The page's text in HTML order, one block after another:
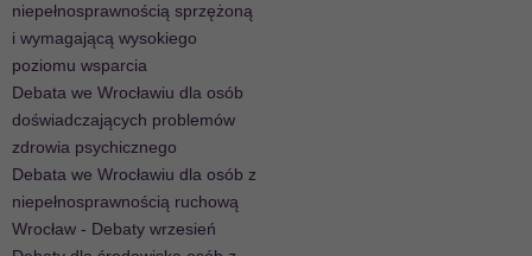
niepełnosprawnością sprzężoną
i wymagającą wysokiego
poziomu wsparcia
Debata we Wrocławiu dla osób
doświadczających problemów
zdrowia psychicznego
Debata we Wrocławiu dla osób z
niepełnosprawnością ruchową
Wrocław - Debaty wrzesień